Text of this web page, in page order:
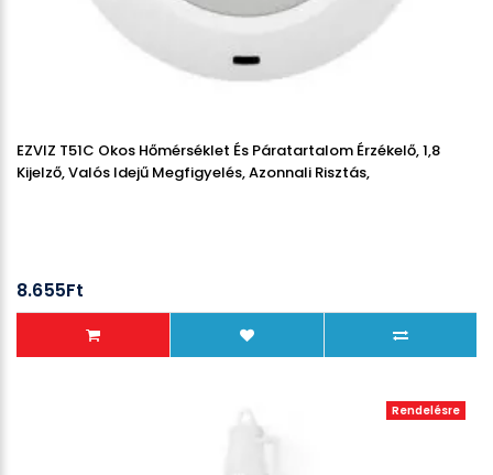
EZVIZ T51C Okos Hőmérséklet És Páratartalom Érzékelő, 1,8
Kijelző, Valós Idejű Megfigyelés, Azonnali Risztás,
8.655Ft
Rendelésre